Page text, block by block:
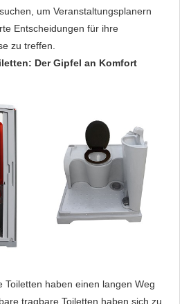
um Veranstaltungsplanern
Entscheidungen für ihre
zu treffen.
Der Gipfel an Komfort
Toiletten haben einen langen Weg
tragbare Toiletten haben sich zu